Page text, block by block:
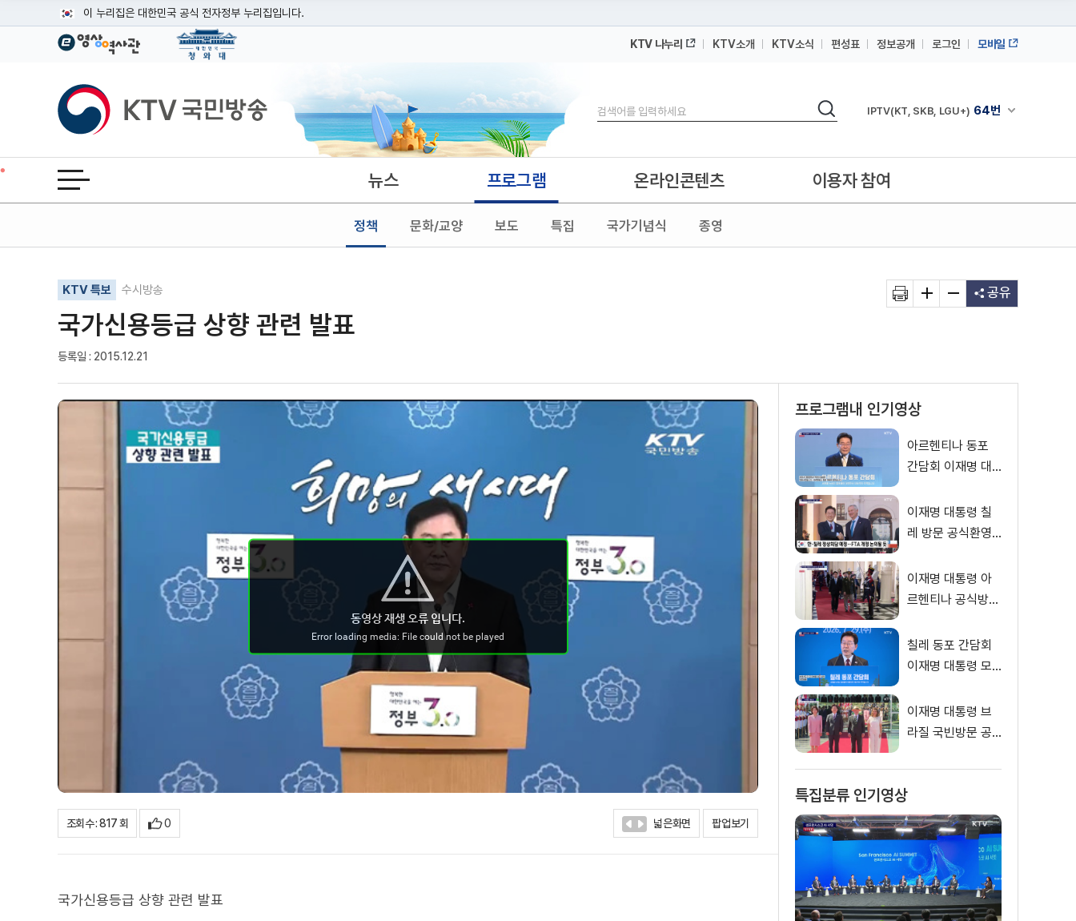
이 누리집은 대한민국 공식 전자정부 누리집입니다.
공식 누리집 주소 확인하기
이밖에 or.kr 또는 .kr등 다른 도메인 주소를 사용하고 있다면 아래 URL에서 도메인 주소를 확인해 보세요
운영중인 공식 누리집보기
KTV 나누리 KTV소개 KTV소식 편성표 정보공개 로그인 모바일
KTV국민방송
검색
검색 채널안내 펼쳐
IPTV(KT, SKB, LGU+) 64번
IPTV(KT, SKB, LGU+)
전체메뉴 열기 뉴스 프로그램
정책 문화/교양 보도 특집 국가기념식 종영
온라인콘텐츠 이용자 참여
KTV 특보 수시방송
국가신용등급 상향 관련 발표
등록일 : 2015.12.21
기사인쇄
글자확대
글자축소 공유
조회수 : 817 회 0 넓은화면 팝업보기
국가신용등급 상향 관련 발표
프로그램내 인기영상
아르헨티나 동포
간담회 이재명 대
이재명 대통령 칠
레 방문 공식환영
이재명 대통령 아
르헨티나 공식방문
칠레 동포 간담회
이재명 대통령 모
이재명 대통령 브
라질 국빈방문 공
특집분류 인기영상